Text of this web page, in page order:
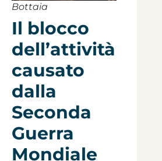
Bottaia
Il blocco
dell’attività
causato
dalla
Seconda
Guerra
Mondiale